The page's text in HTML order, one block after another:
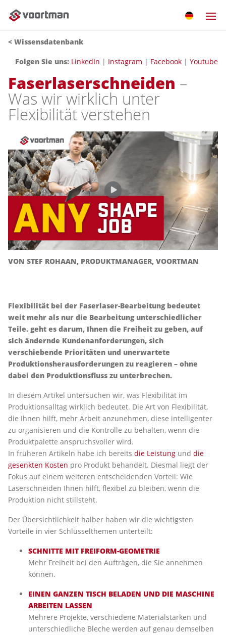
< Wissensdatenbank
Folgen Sie uns: LinkedIn | Instagram | Facebook | Youtube
Faserlaserschneiden –
Was wir wirklich unter
Flexibilität verstehen
VON STEF ROHAAN, PRODUKTMANAGER, VOORTMAN
Flexibilität bei der Faserlaser-Bearbeitung bedeutet
weit mehr als nur die Bearbeitung unterschiedlicher
Teile. geht es darum, Ihnen die Freiheit zu geben, auf
sich ändernde Kundenanforderungen, sich
verschiebende Prioritäten und unerwartete
Produktionsherausforderungen zu reagieren – ohne
dabei den Produktionsfluss zu unterbrechen.
In diesem Artikel untersuchen wir, was Flexibilität im
Produktionsalltag wirklich bedeutet. Die Art von Flexibilität,
die Ihnen hilft, mehr Arbeit anzunehmen, diese intelligenter
zu organisieren und die Kontrolle zu behalten, wenn die
Produktpalette anspruchsvoller wird.
In früheren Artikeln habe ich bereits die Leistung und die
gesenkten Kosten pro Produkt behandelt. Diesmal liegt der
Fokus auf einem weiteren entscheidenden Vorteil: Wie
Laserschneiden Ihnen hilft, flexibel zu bleiben, wenn die
Produktion nicht stillsteht.
Der Übersichtlichkeit halber haben wir die wichtigsten
Vorteile in vier Schlüsselthemen unterteilt:
SCHNITTE MIT FREIFORM-GEOMETRIE
Mehr Freiheit bei den Aufträgen, die Sie annehmen
können.
EINEN GANZEN TISCH BELADEN UND DIE MASCHINE
ARBEITEN LASSEN
Mehrere Projekte, verschiedene Materialstärken und
unterschiedliche Bleche werden auf genau demselben